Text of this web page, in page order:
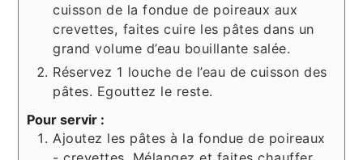
cuisson de la fondue de poireaux aux
crevettes, faites cuire les pâtes dans un
grand volume d’eau bouillante salée.
Réservez 1 louche de l’eau de cuisson des
pâtes. Egouttez le reste.
Pour servir :
Ajoutez les pâtes à la fondue de poireaux